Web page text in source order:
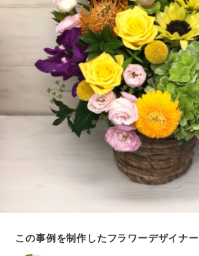
この事例を制作したフラワーデザイナー